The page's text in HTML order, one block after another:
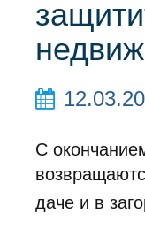
С
даче и в